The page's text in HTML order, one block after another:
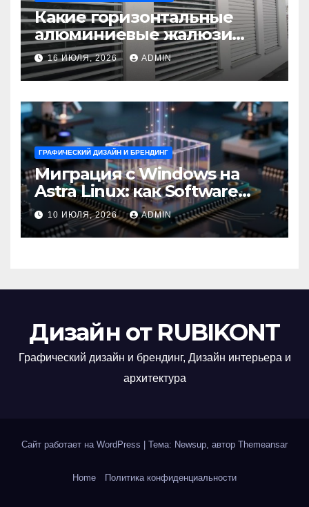
Какие горизонтальные
алюминиевые жалюзи
выбрать для окон?
16 ИЮЛЯ, 2026 ADMIN
ГРАФИЧЕСКИЙ ДИЗАЙН И БРЕНДИНГ
Миграция с Windows на
Astra Linux: как Software
Group успешно перешла на
отечественную ОС
10 ИЮЛЯ, 2026 ADMIN
Дизайн от RUBIKONT
Графический дизайн и брендинг, Дизайн интерьера и
архитектура
Сайт работает на WordPress Тема: Newsup, автор Themeansar
Home Политика конфиденциальности